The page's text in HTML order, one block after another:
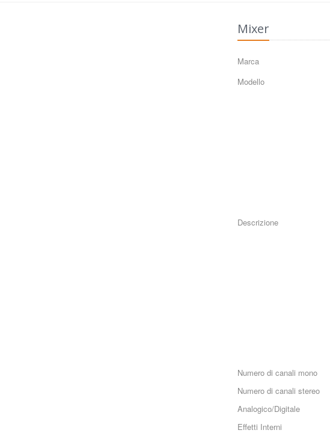
Mixer
Marca
Modello
Descrizione
Numero di canali mono
Numero di canali stereo
Analogico/Digitale
Effetti Interni